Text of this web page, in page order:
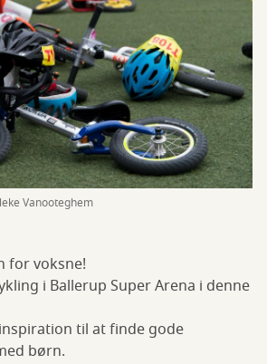
Vanooteghem
for voksne!
i Ballerup Super Arena i denne
til at finde gode
børn.